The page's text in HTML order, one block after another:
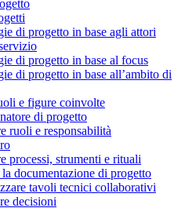
di progetto in base agli attori
di progetto in base al focus
di progetto in base all’ambito di
e figure coinvolte
di progetto
ruoli e responsabilità
processi, strumenti e rituali
documentazione di progetto
tavoli tecnici collaborativi
decisioni